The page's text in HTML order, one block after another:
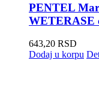
PENTEL
WETERASE
643,20 RSD
Dodaj u korpu